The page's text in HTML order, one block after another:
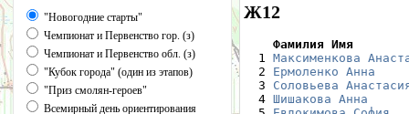
"Новогодние старты"
Чемпионат и Первенство гор. (з)
Чемпионат и Первенство обл. (з)
"Кубок города" (один из этапов)
"Приз смолян-героев"
Всемирный день ориентирования
Ж12
Фамилия Имя
1 Максименкова
  2
Ермоленко Анна
  3
Соловьева
  4
Шишакова Анна